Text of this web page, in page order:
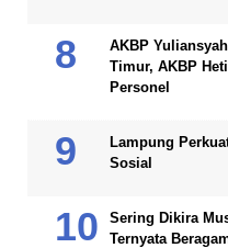
AKBP
Timur, AKBP
Personel
Lampung
Sosial
Sering Dikira
Ternyata